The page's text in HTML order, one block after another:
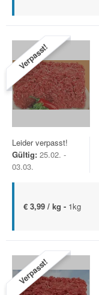
Verpasst!
Leider verpasst!
Gültig: 25.02. -
03.03.
€ 3,99 / kg - 1kg
Verpasst!